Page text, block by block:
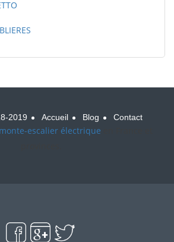
2019 Accueil Blog Contact
monte-escalier électrique